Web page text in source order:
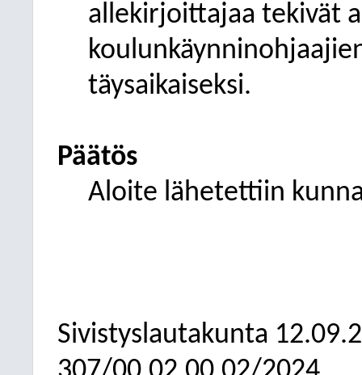
allekirjoittajaa tekivät
täysaikaiseksi.
Päätös
Aloite lähetettiin
Sivistyslautakunta